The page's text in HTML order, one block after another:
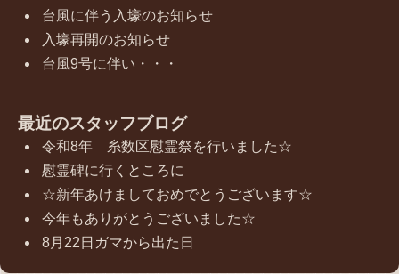
台風に伴う入壕のお知らせ
入壕再開のお知らせ
台風9号に伴い・・・
最近のスタッフブログ
令和8年 糸数区慰霊祭を行いました☆
慰霊碑に行くところに
☆新年あけましておめでとうございます☆
今年もありがとうございました☆
8月22日ガマから出た日